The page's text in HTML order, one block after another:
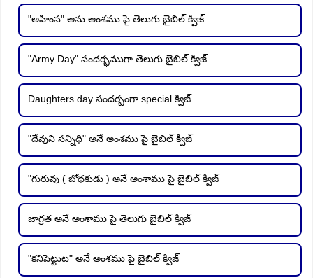
"అహింస" అను అంశము పై తెలుగు బైబిల్ క్విజ్
"Army Day" సందర్భముగా తెలుగు బైబిల్ క్విజ్
Daughters day సందర్బంగా special క్విజ్
"దేవుని సన్నిధి" అనే అంశము పై బైబిల్ క్విజ్
"గురువు ( బోధకుడు ) అనే అంశాము పై బైబిల్ క్విజ్
జాగ్రత అనే అంశాము పై తెలుగు బైబిల్ క్విజ్
"కనిపెట్టుట" అనే అంశము పై బైబిల్ క్విజ్